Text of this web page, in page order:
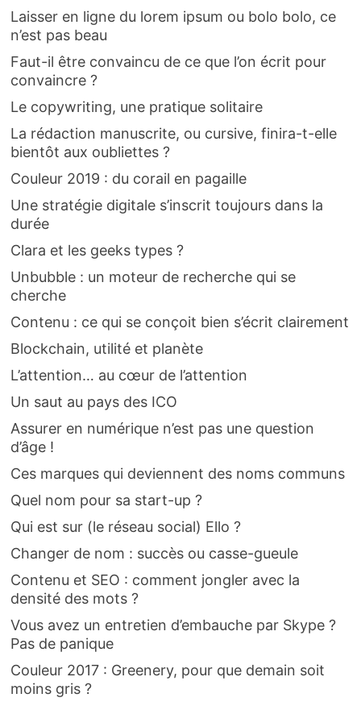
Laisser en ligne du lorem ipsum ou bolo bolo, ce
n’est pas beau
Faut-il être convaincu de ce que l’on écrit pour
convaincre ?
Le copywriting, une pratique solitaire
La rédaction manuscrite, ou cursive, finira-t-elle
bientôt aux oubliettes ?
Couleur 2019 : du corail en pagaille
Une stratégie digitale s’inscrit toujours dans la
durée
Clara et les geeks types ?
Unbubble : un moteur de recherche qui se
cherche
Contenu : ce qui se conçoit bien s’écrit clairement
Blockchain, utilité et planète
L’attention… au cœur de l’attention
Un saut au pays des ICO
Assurer en numérique n’est pas une question
d’âge !
Ces marques qui deviennent des noms communs
Quel nom pour sa start-up ?
Qui est sur (le réseau social) Ello ?
Changer de nom : succès ou casse-gueule
Contenu et SEO : comment jongler avec la
densité des mots ?
Vous avez un entretien d’embauche par Skype ?
Pas de panique
Couleur 2017 : Greenery, pour que demain soit
moins gris ?